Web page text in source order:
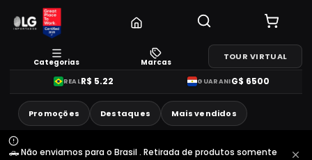
Categorias Marcas
TOUR VIRTUAL
REALR$ 5.22 GUARANIG$ 6500
Promoções Destaques Mais vendidos
🛻 Não enviamos para o Brasil . Retirada de produtos somente